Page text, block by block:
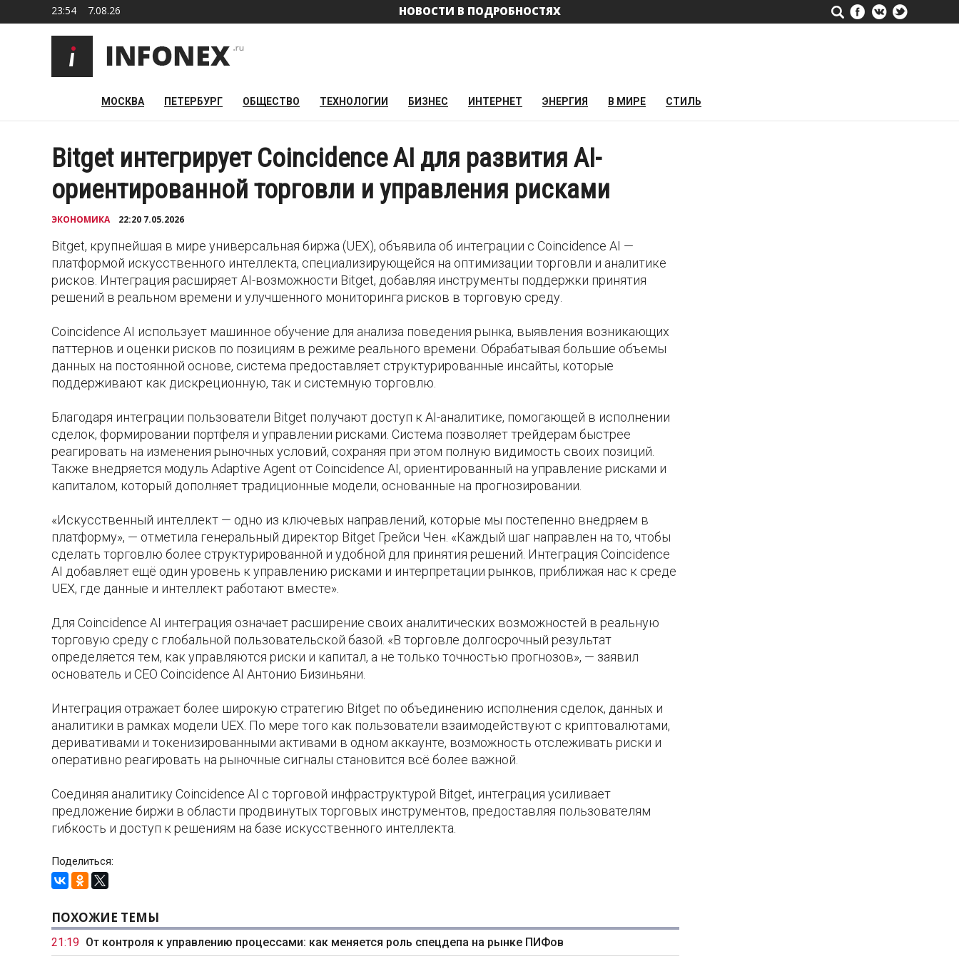
23:54 7.08.26 НОВОСТИ В ПОДРОБНОСТЯХ
МОСКВА ПЕТЕРБУРГ ОБЩЕСТВО ТЕХНОЛОГИИ БИЗНЕС ИНТЕРНЕТ ЭНЕРГИЯ В МИРЕ СТИЛЬ
Bitget интегрирует Coincidence AI для развития AI-
ориентированной торговли и управления рисками
ЭКОНОМИКА 22:20 7.05.2026
Bitget, крупнейшая в мире универсальная биржа (UEX), объявила об интеграции с Coincidence AI —
платформой искусственного интеллекта, специализирующейся на оптимизации торговли и аналитике
рисков. Интеграция расширяет AI-возможности Bitget, добавляя инструменты поддержки принятия
решений в реальном времени и улучшенного мониторинга рисков в торговую среду.
Coincidence AI использует машинное обучение для анализа поведения рынка, выявления возникающих
паттернов и оценки рисков по позициям в режиме реального времени. Обрабатывая большие объемы
данных на постоянной основе, система предоставляет структурированные инсайты, которые
поддерживают как дискреционную, так и системную торговлю.
Благодаря интеграции пользователи Bitget получают доступ к AI-аналитике, помогающей в исполнении
сделок, формировании портфеля и управлении рисками. Система позволяет трейдерам быстрее
реагировать на изменения рыночных условий, сохраняя при этом полную видимость своих позиций.
Также внедряется модуль Adaptive Agent от Coincidence AI, ориентированный на управление рисками и
капиталом, который дополняет традиционные модели, основанные на прогнозировании.
«Искусственный интеллект — одно из ключевых направлений, которые мы постепенно внедряем в
платформу», — отметила генеральный директор Bitget Грейси Чен. «Каждый шаг направлен на то, чтобы
сделать торговлю более структурированной и удобной для принятия решений. Интеграция Coincidence
AI добавляет ещё один уровень к управлению рисками и интерпретации рынков, приближая нас к среде
UEX, где данные и интеллект работают вместе».
Для Coincidence AI интеграция означает расширение своих аналитических возможностей в реальную
торговую среду с глобальной пользовательской базой. «В торговле долгосрочный результат
определяется тем, как управляются риски и капитал, а не только точностью прогнозов», — заявил
основатель и CEO Coincidence AI Антонио Бизиньяни.
Интеграция отражает более широкую стратегию Bitget по объединению исполнения сделок, данных и
аналитики в рамках модели UEX. По мере того как пользователи взаимодействуют с криптовалютами,
деривативами и токенизированными активами в одном аккаунте, возможность отслеживать риски и
оперативно реагировать на рыночные сигналы становится всё более важной.
Соединяя аналитику Coincidence AI с торговой инфраструктурой Bitget, интеграция усиливает
предложение биржи в области продвинутых торговых инструментов, предоставляя пользователям
гибкость и доступ к решениям на базе искусственного интеллекта.
Поделиться:
ПОХОЖИЕ ТЕМЫ
21:19 От контроля к управлению процессами: как меняется роль спецдепа на рынке ПИФов